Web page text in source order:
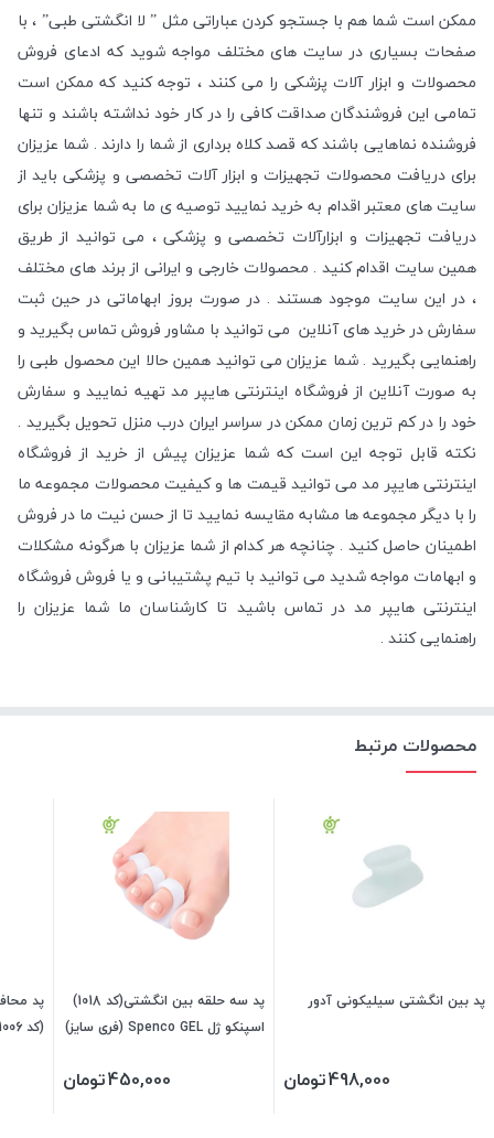
ممکن است شما هم با جستجو کردن عباراتی مثل ” لا انگشتی طبی” ، با
صفحات بسیاری در سایت های مختلف مواجه شوید که ادعای فروش
محصولات و ابزار آلات پزشکی را می کنند ، توجه کنید که ممکن است
تمامی این فروشندگان صداقت کافی را در کار خود نداشته باشند و تنها
فروشنده نماهایی باشند که قصد کلاه برداری از شما را دارند . شما عزیزان
برای دریافت محصولات تجهیزات و ابزار آلات تخصصی و پزشکی باید از
سایت های معتبر اقدام به خرید نمایید توصیه ی ما به شما عزیزان برای
دریافت تجهیزات و ابزارآلات تخصصی و پزشکی ، می توانید از طریق
همین سایت اقدام کنید . محصولات خارجی و ایرانی از برند های مختلف
، در این سایت موجود هستند . در صورت بروز ابهاماتی در حین ثبت
سفارش در خرید های آنلاین می توانید با مشاور فروش تماس بگیرید و
راهنمایی بگیرید . شما عزیزان می توانید همین حالا این محصول طبی را
به صورت آنلاین از فروشگاه اینترنتی هایپر مد تهیه نمایید و سفارش
خود را در کم ترین زمان ممکن در سراسر ایران درب منزل تحویل بگیرید .
نکته قابل توجه این است که شما عزیزان پیش از خرید از فروشگاه
اینترنتی هایپر مد می توانید قیمت ها و کیفیت محصولات مجموعه ما
را با دیگر مجموعه ها مشابه مقایسه نمایید تا از حسن نیت ما در فروش
اطمینان حاصل کنید . چنانچه هر کدام از شما عزیزان با هرگونه مشکلات
و ابهامات مواجه شدید می توانید با تیم پشتیبانی و یا فروش فروشگاه
اینترنتی هایپر مد در تماس باشید تا کارشناسان ما شما عزیزان را
راهنمایی کنند .
محصولات مرتبط
پد بین انگشتی سیلیکونی آدور
498,000تومان
پد سه حلقه بین انگشتی(کد 1018)
اسپنکو ژل Spenco GEL (فری سایز)
450,000تومان
پد